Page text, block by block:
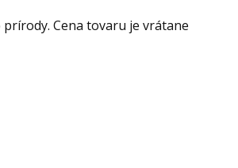
Cena tovaru je vrátane